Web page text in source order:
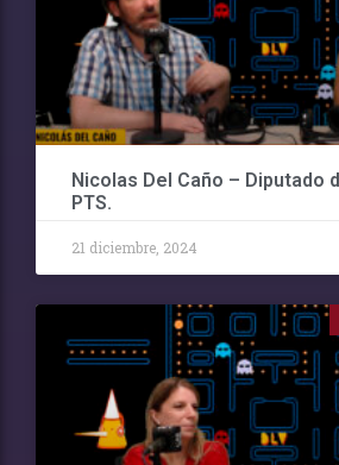
Nicolas Del Caño – Diputado
PTS.
21 diciembre, 2024